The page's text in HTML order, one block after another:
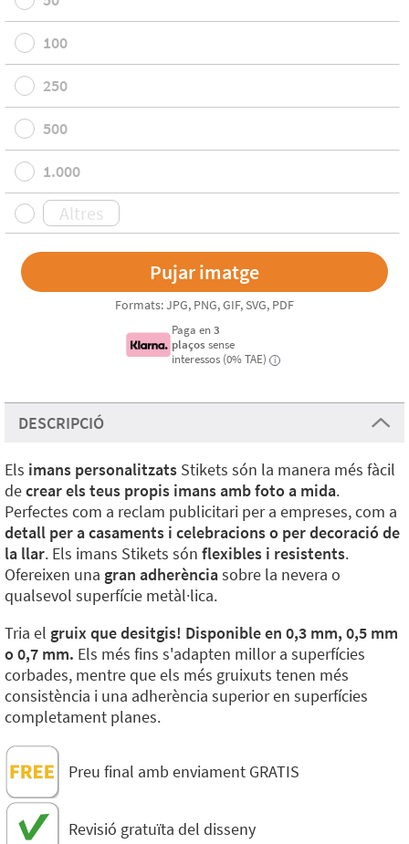
100
250
500
1.000
Formats: JPG, PNG, GIF, SVG, PDF
Paga en3
plaços sense
interessos (0% TAE)
i
DESCRIPCIÓ
Els imans personalitzats Stikets són la manera més fàcil
decrear els teus propis imans amb foto a mida.
Perfectes com a reclam publicitari per a empreses, com a
detall per a casaments i celebracions o per decoració de
la llar. Els imans Stikets són flexibles i resistents.
Ofereixen una gran adherènciasobre la nevera o
qualsevol superfície metàl·lica.
Tria el gruix que desitgis! Disponible en 0,3 mm, 0,5 mm
o 0,7 mm. Els més fins s'adapten millor a superfícies
corbades, mentre que els més gruixuts tenen més
consistència i una adherència superior en superfícies
completament planes.
Preu final amb enviament GRATIS
Revisió gratuïta del disseny